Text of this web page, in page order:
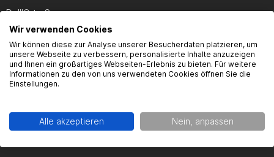
Dell'Orto S.p.a.
via Kennedy, 7,Ê
22060 Cabiate
Kontakt: https://www.dellorto.it/en/contacts/
Wir verwenden Cookies
Wir können diese zur Analyse unserer Besucherdaten platzieren, um
unsere Webseite zu verbessern, personalisierte Inhalte anzuzeigen
und Ihnen ein großartiges Webseiten-Erlebnis zu bieten. Für weitere
Informationen zu den von uns verwendeten Cookies öffnen Sie die
Einstellungen.
Alle akzeptieren Nein, anpassen